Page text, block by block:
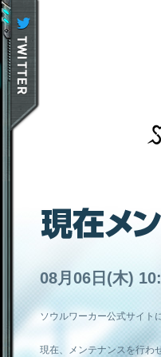
08月06日(木)
ソウルワーカー公式サイト
現在、メンテナンスを行わ